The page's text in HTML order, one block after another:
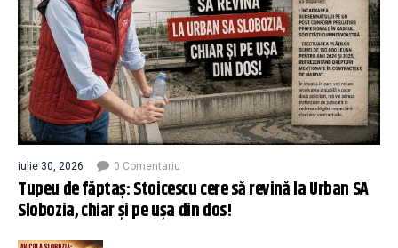
iulie 30, 2026 0 Comentariu
Tupeu de făptaș: Stoicescu cere să revină la Urban SA
Slobozia, chiar și pe ușa din dos!